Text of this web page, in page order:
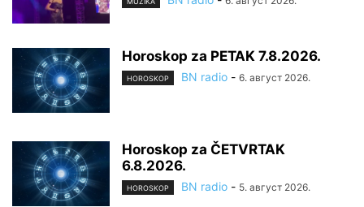
Horoskop za PETAK 7.8.2026.
HOROSKOP BN radio - 6. август 2026.
Horoskop za ČETVRTAK
6.8.2026.
HOROSKOP BN radio - 5. август 2026.